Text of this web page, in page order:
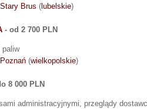
Stary Brus ( lubelskie)
- od 2 700 PLN
paliw
Poznań (wielkopolskie)
8 000 PLN
administracyjnymi, przeglądy